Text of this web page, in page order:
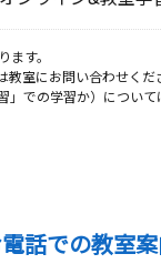
す。
室にお問い合わせく
での学習か）につい
話での教室